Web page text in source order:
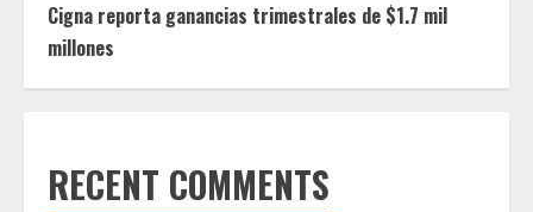
Cigna reporta ganancias trimestrales de $1.7 mil
millones
RECENT COMMENTS